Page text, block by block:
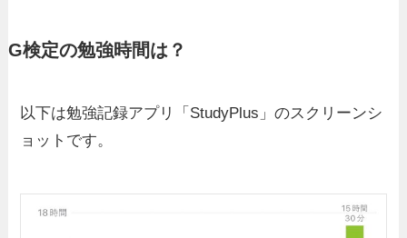
G検定の勉強時間は？
以下は勉強記録アプリ「StudyPlus」のスクリーンシ
ョットです。